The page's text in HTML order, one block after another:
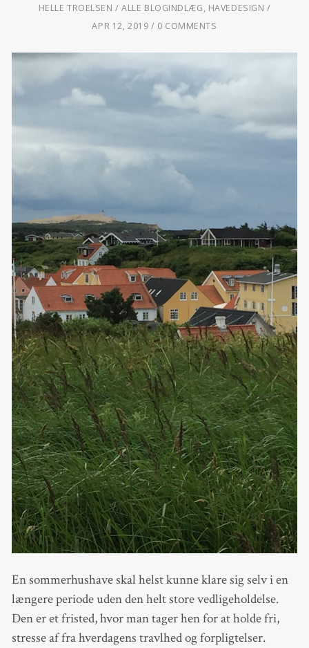
HELLE TROELSEN ALLE BLOGINDLÆG, HAVEDESIGN
APR 12, 2019
0 COMMENTS
En sommerhushave skal helst kunne klare sig selv i en
længere periode uden den helt store vedligeholdelse.
Den er et fristed, hvor man tager hen for at holde fri,
stresse af fra hverdagens travlhed og forpligtelser.